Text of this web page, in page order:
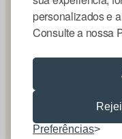
personalizados e
Consulte a nossa
Preferências